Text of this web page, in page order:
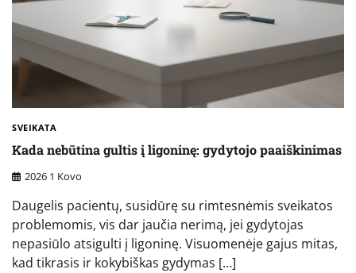
SVEIKATA
Kada nebūtina gultis į ligoninę: gydytojo paaiškinimas
2026 1 Kovo
Daugelis pacientų, susidūrę su rimtesnėmis sveikatos
problemomis, vis dar jaučia nerimą, jei gydytojas
nepasiūlo atsigulti į ligoninę. Visuomenėje gajus mitas,
kad tikrasis ir kokybiškas gydymas […]